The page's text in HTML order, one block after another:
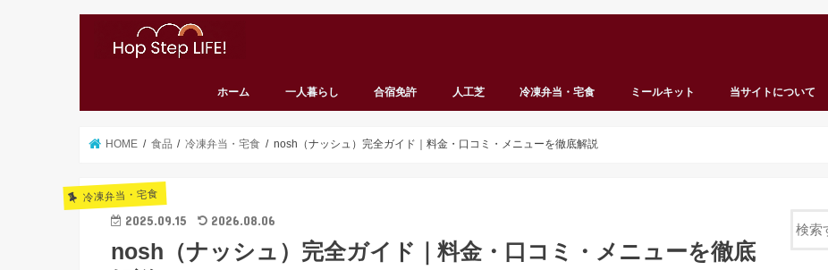
ホーム 一人暮らし 合宿免許 人工芝 冷凍弁当・宅食 ミールキット 当サイトについて
HOME 食品 冷凍弁当・宅食 nosh（ナッシュ）完全ガイド｜料金・口コミ・メニューを徹底解説
冷凍弁当・宅食
2025.09.15 2026.08.06
nosh（ナッシュ）完全ガイド｜料金・口コミ・メニューを徹底